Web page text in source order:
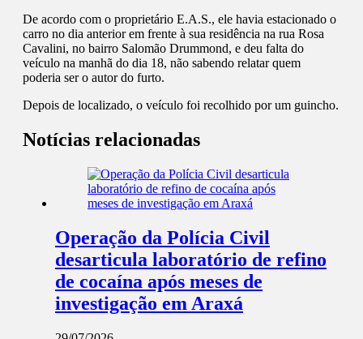
De acordo com o proprietário E.A.S., ele havia estacionado o
carro no dia anterior em frente à sua residência na rua Rosa
Cavalini, no bairro Salomão Drummond, e deu falta do
veículo na manhã do dia 18, não sabendo relatar quem
poderia ser o autor do furto.
Depois de localizado, o veículo foi recolhido por um guincho.
Notícias relacionadas
Operação da Polícia Civil
desarticula laboratório de refino
de cocaína após meses de
investigação em Araxá